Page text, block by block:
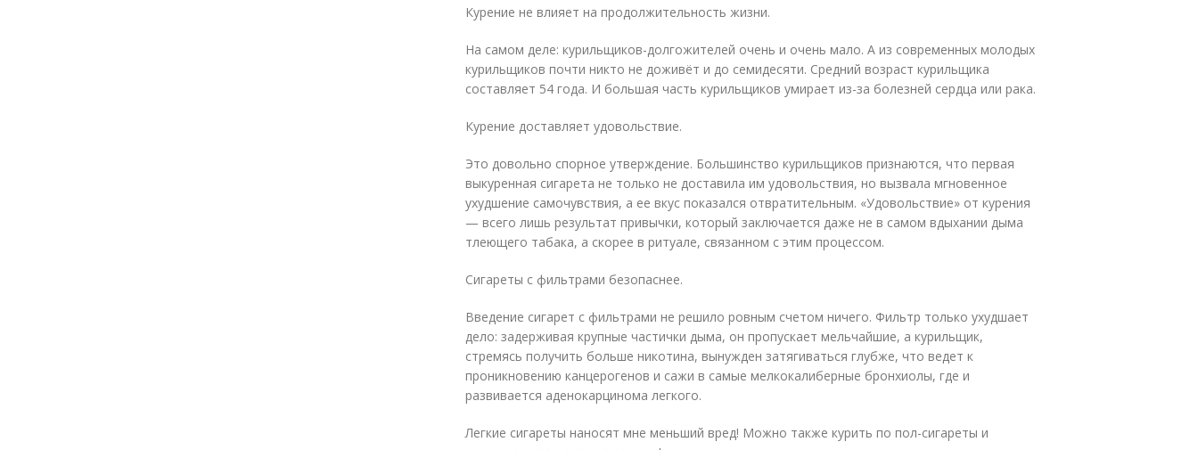
Курение не влияет на продолжительность жизни.
На самом деле: курильщиков-долгожителей очень и очень мало. А из современных молодых
курильщиков почти никто не доживёт и до семидесяти. Средний возраст курильщика
составляет 54 года. И большая часть курильщиков умирает из-за болезней сердца или рака.
Курение доставляет удовольствие.
Это довольно спорное утверждение. Большинство курильщиков признаются, что первая
выкуренная сигарета не только не доставила им удовольствия, но вызвала мгновенное
ухудшение самочувствия, а ее вкус показался отвратительным. «Удовольствие» от курения
— всего лишь результат привычки, который заключается даже не в самом вдыхании дыма
тлеющего табака, а скорее в ритуале, связанном с этим процессом.
Сигареты с фильтрами безопаснее.
Введение сигарет с фильтрами не решило ровным счетом ничего. Фильтр только ухудшает
дело: задерживая крупные частички дыма, он пропускает мельчайшие, а курильщик,
стремясь получить больше никотина, вынужден затягиваться глубже, что ведет к
проникновению канцерогенов и сажи в самые мелкокалиберные бронхиолы, где и
развивается аденокарцинома легкого.
Легкие сигареты наносят мне меньший вред! Можно также курить по пол-сигареты и